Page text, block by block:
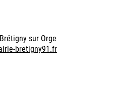
sur Orge
bretigny91.fr